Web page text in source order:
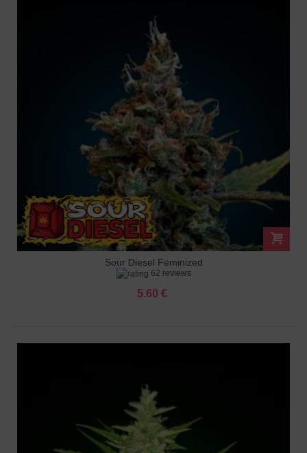
Sour Diesel Feminized
62 reviews
5.60 €